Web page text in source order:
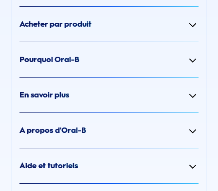
Acheter par produit
Pourquoi Oral-B
En savoir plus
A propos d'Oral-B
Aide et tutoriels